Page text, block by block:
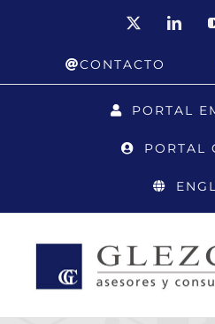
CONTACTO
PORTAL
PORTAL